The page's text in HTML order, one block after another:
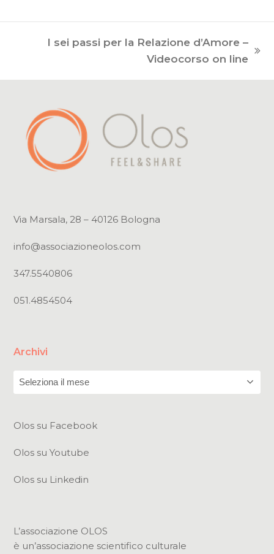
I sei passi per la Relazione d’Amore –
Videocorso on line
Via Marsala, 28 – 40126 Bologna
info@associazioneolos.com
347.5540806
051.4854504
Archivi
Archivi
Olos su Facebook
Olos su Youtube
Olos su Linkedin
L’associazione OLOS
è un’associazione scientifico culturale